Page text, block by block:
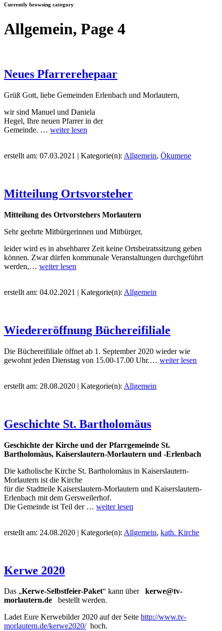
Currently browsing category
Allgemein, Page 4
Neues Pfarrerehepaar
Grüß Gott, liebe Gemeinden Erlenbach und Morlautern,
wir sind Manuel und Daniela
Hegel, Ihre neuen Pfarrer in der
Gemeinde. … weiter lesen
erstellt am: 07.03.2021 | Kategorie(n): Allgemein, Ökumene
Mitteilung Ortsvorsteher
Mitteilung des Ortvorstehers Morlautern
Sehr geehrte Mitbürgerinnen und Mitbürger,
leider wird es in absehbarer Zeit keine Ortsbeiratssitzung geben
können. Zwar dürfen kommunale Veranstaltungen durchgeführt
werden,… weiter lesen
erstellt am: 04.02.2021 | Kategorie(n): Allgemein
Wiedereröffnung Büchereifiliale
Die Büchereifiliale öffnet ab 1. September 2020 wieder wie
gewohnt jeden Dienstag von 15.00-17.00 Uhr.… weiter lesen
erstellt am: 28.08.2020 | Kategorie(n): Allgemein
Geschichte St. Bartholomäus
Geschichte der Kirche und der Pfarrgemeinde St.
Bartholomäus, Kaiserslautern-Morlautern und -Erlenbach
Die katholische Kirche St. Bartholomäus in Kaiserslautern-
Morlautern ist die Kirche
für die Stadtteile Kaiserslautern-Morlautern und Kaiserslautern-
Erlenbach mit dem Gersweilerhof.
Die Gemeinde ist Teil der … weiter lesen
erstellt am: 24.08.2020 | Kategorie(n): Allgemein, kath. Kirche
Kerwe 2020
Das „Kerwe-Selbstfeier-Paket“ kann über
kerwe@tv-
morlautern.de bestellt werden.
Ladet Eure Kerwebilder 2020 auf der Seite http://www.tv-
morlautern.de/kerwe2020/hoch.